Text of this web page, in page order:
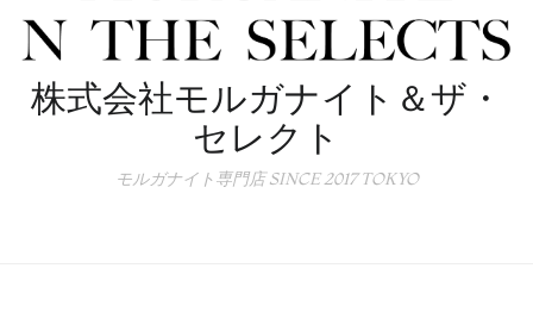
株式会社モルガナイト＆ザ・
セレクト
モルガナイト専門店 SINCE 2017 TOKYO